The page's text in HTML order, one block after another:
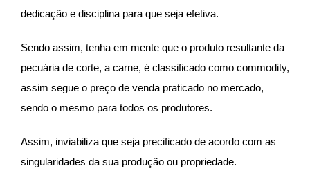
dedicação e disciplina para que seja efetiva.
Sendo assim, tenha em mente que o produto resultante da
pecuária de corte, a carne, é classificado como commodity,
assim segue o preço de venda praticado no mercado,
sendo o mesmo para todos os produtores.
Assim, inviabiliza que seja precificado de acordo com as
singularidades da sua produção ou propriedade.